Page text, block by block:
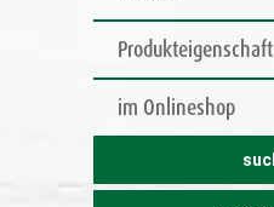
Produkteigenschaft
im Onlineshop